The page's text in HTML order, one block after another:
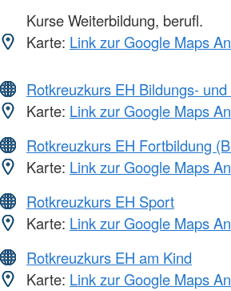
Kurse Weiterbildung, berufl.
Karte: Link zur Google Maps
Rotkreuzkurs EH Bildungs-
Karte: Link zur Google Maps
Rotkreuzkurs EH Fortbildung
Karte: Link zur Google Maps
Rotkreuzkurs EH Sport
Karte: Link zur Google Maps
Rotkreuzkurs EH am Kind
Karte: Link zur Google Maps